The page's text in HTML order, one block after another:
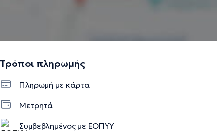
Τρόποι πληρωμής
Πληρωμή με κάρτα
Μετρητά
Συμβεβλημένος με ΕΟΠΥΥ